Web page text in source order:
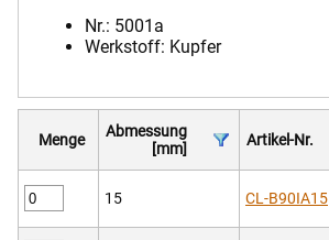
Nr.: 5001a
Werkstoff: Kupfer
Menge
Abmessung
[mm]
Artikel-Nr.
15 CL-B90IA15